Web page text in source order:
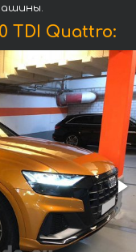
TDI Quattro: